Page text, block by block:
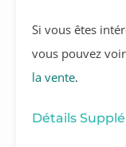
Si vous êtes
vous pouvez voir
la vente.
Détails